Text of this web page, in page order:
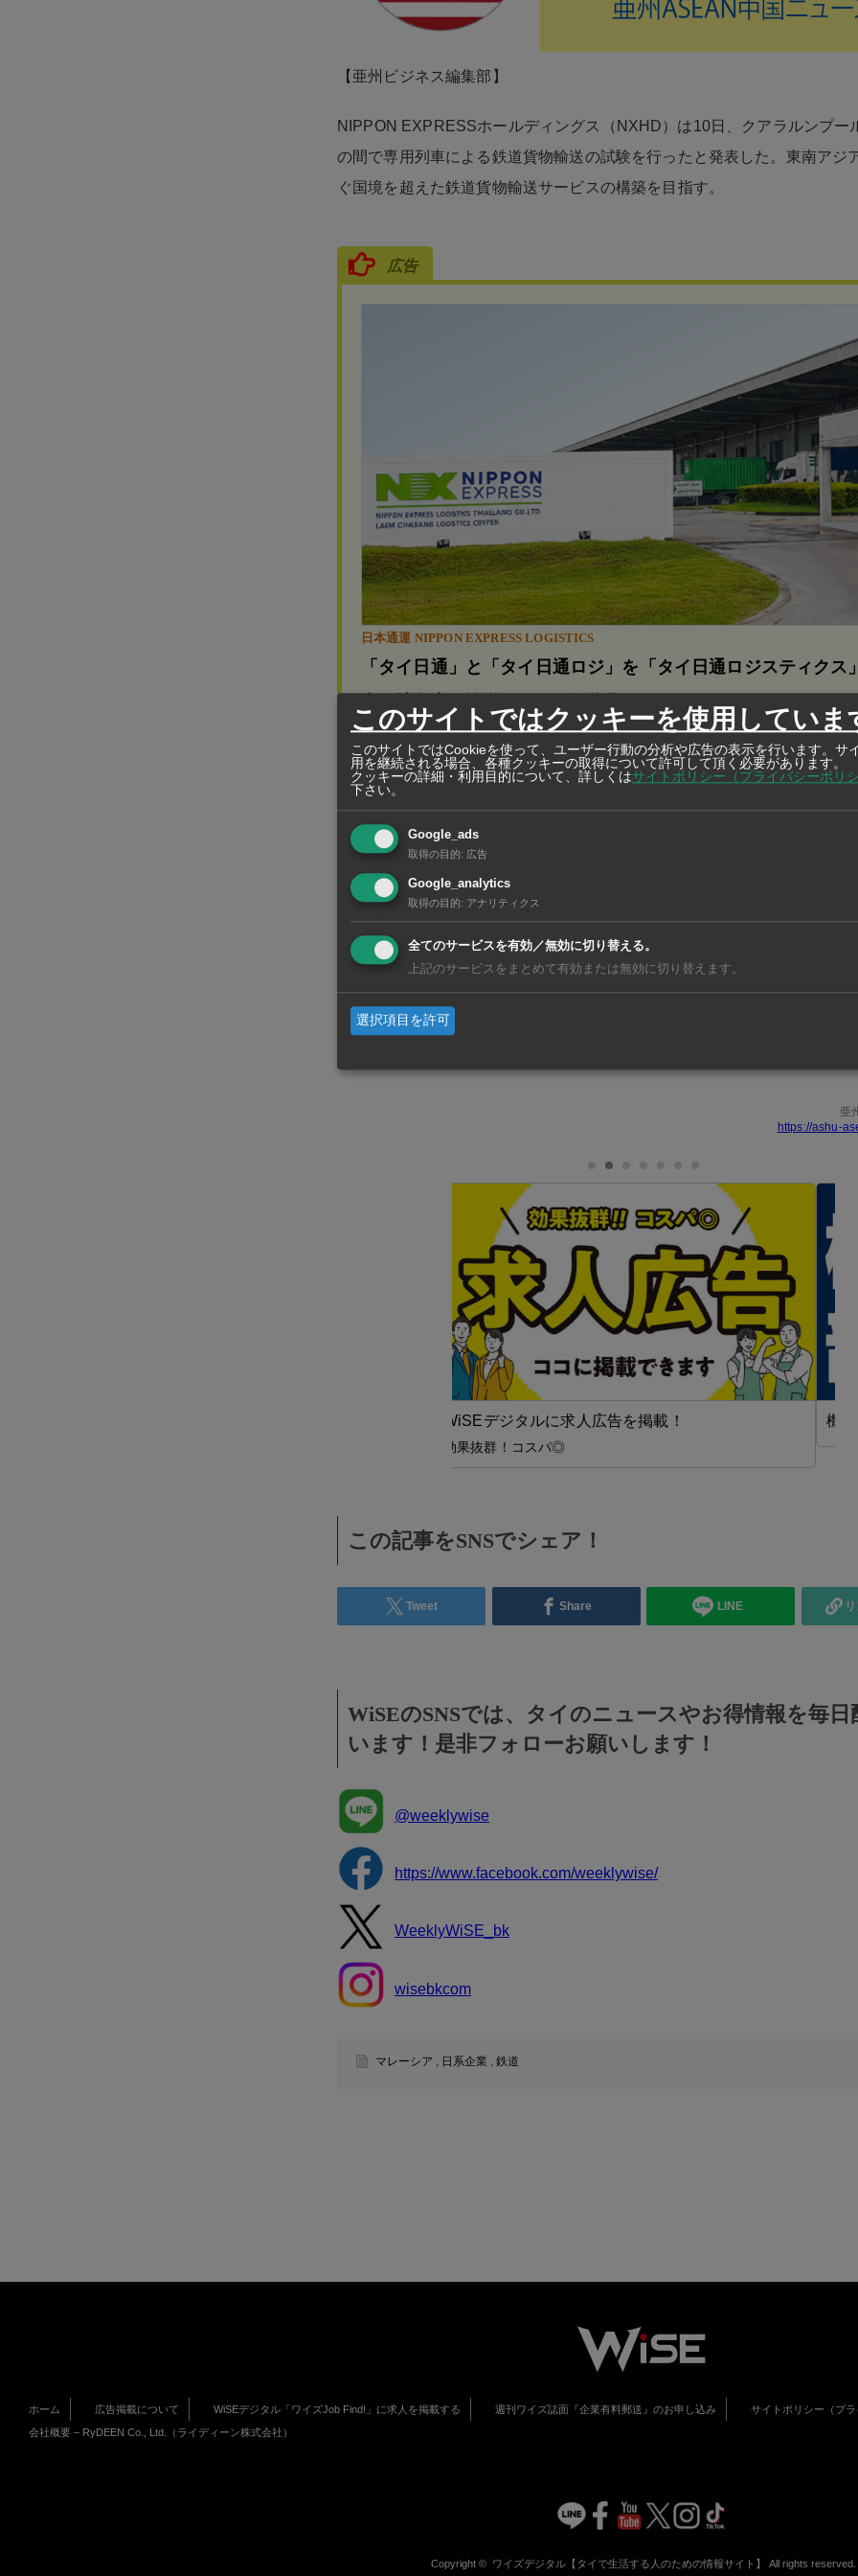
【亜州ビジネス編集部】
NIPPON EXPRESSホールディングス（NXHD）は10日、クアラルンプー
の間で専用列車による鉄道貨物輸送の試験を行ったと発表した。東南アジ
ぐ国境を超えた鉄道貨物輸送サービスの構築を目指す。
広告
日本通運 NIPPON EXPRESS LOGISTICS
「タイ日通」と「タイ日通ロジ」を「タイ日通ロジスティクス
航空関連事業と引っ越し事業を手掛けてきた「タイ日通」。そして海運事業や倉
業、トラック輸送事業を展開してきた「タイ日通ロジ」。この2社がひとつになる
ンストップサービスや倉庫保管、さらに越境輸送をより充実させます。
傘下のNX南アジア・オセアニアが先月20～22日、クアラルンプール～パダ
（ペルリス州）の区間で試験を実施。専用列車を往復で走らせ、30個の40
テナを運んだ。
同社は今後、マレーシアとタイ、ラオス、カンボジアなどの鉄道を活用し
送網を強化する。また、複数の輸送モードを組み合わせて二酸化炭素（
亜
https://ashu-
機械・部品【在タイ企業・製造業】
この記事をSNSでシェア！
Tweet Share LINE
WiSEのSNSでは、タイのニュースやお得情報を毎日
います！是非フォローお願いします！
@weeklywise
https://www.facebook.com/weeklywise/
WeeklyWiSE_bk
wisebkcom
マレーシア 日系企業 鉄道
ホーム 広告掲載について WiSEデジタル「ワイズJob Find!」に求人を掲載する 週刊ワイズ誌面『企業有料郵送』のお申し込み サイトポリシー（プラ
会社概要 – RyDEEN Co., Ltd.（ライディーン株式会社）
Copyright © ワイズデジタル【タイで生活する人のための情報サイト】 All rights reserved.
このサイトではクッキーを使用していま
このサイトではCookieを使って、ユーザー行動の分析や広告の表示を行います。サ
用を継続される場合、各種クッキーの取得について許可して頂く必要があります。
クッキーの詳細・利用目的について、詳しくはサイトポリシー（プライバシーポリシ
下さい。
Google_ads
取得の目的: 広告
Google_analytics
取得の目的: アナリティクス
全てのサービスを有効／無効に切り替える。
上記のサービスをまとめて有効または無効に切り替えます。
選択項目を許可